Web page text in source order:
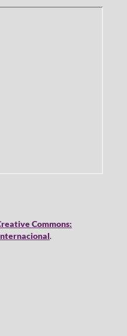
Commons:
.